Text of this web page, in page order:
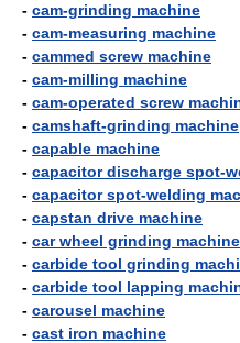
- cam-grinding machine
- cam-measuring machine
- cammed screw machine
- cam-milling machine
- cam-operated screw
- camshaft-grinding machine
- capable machine
- capacitor discharge spot-
- capacitor spot-welding
- capstan drive machine
- car wheel grinding machine
- carbide tool grinding
- carbide tool lapping
- carousel machine
- cast iron machine